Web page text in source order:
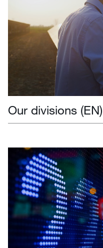
Our divisions (EN)